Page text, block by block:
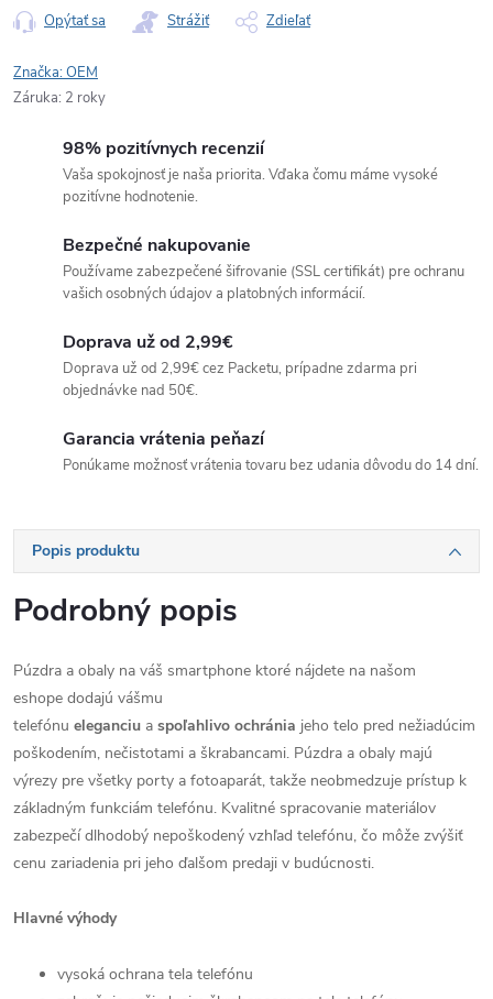
Opýtať sa Strážiť Zdieľať
Značka:OEM
Záruka: 2 roky
98% pozitívnych recenzií
Vaša spokojnosť je naša priorita. Vďaka čomu máme vysoké
pozitívne hodnotenie.
Bezpečné nakupovanie
Používame zabezpečené šifrovanie (SSL certifikát) pre ochranu
vašich osobných údajov a platobných informácií.
Doprava už od 2,99€
Doprava už od 2,99€ cez Packetu, prípadne zdarma pri
objednávke nad 50€.
Garancia vrátenia peňazí
Ponúkame možnosť vrátenia tovaru bez udania dôvodu do 14 dní.
Popis produktu
Podrobný popis
Púzdra a obaly na váš smartphone ktoré nájdete na našom
eshope dodajú vášmu
telefónu eleganciu a spoľahlivo ochránia jeho telo pred nežiadúcim
poškodením, nečistotami a škrabancami. Púzdra a obaly majú
výrezy pre všetky porty a fotoaparát, takže neobmedzuje prístup k
základným funkciám telefónu. Kvalitné spracovanie materiálov
zabezpečí dlhodobý nepoškodený vzhľad telefónu, čo môže zvýšiť
cenu zariadenia pri jeho ďalšom predaji v budúcnosti.
Hlavné výhody
vysoká ochrana tela telefónu